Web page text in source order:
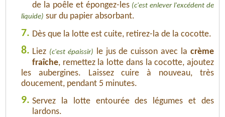
de la poêle et épongez-les (c'est enlever l'excédent de
liquide) sur du papier absorbant.
7. Dès que la lotte est cuite, retirez-la de la cocotte.
8. Liez (c'est épaissir) le jus de cuisson avec lacrème
fraîche, remettez la lotte dans la cocotte, ajoutez
les aubergines. Laissez cuire à nouveau, très
doucement, pendant 5 minutes.
9. Servez la lotte entourée des légumes et des
lardons.